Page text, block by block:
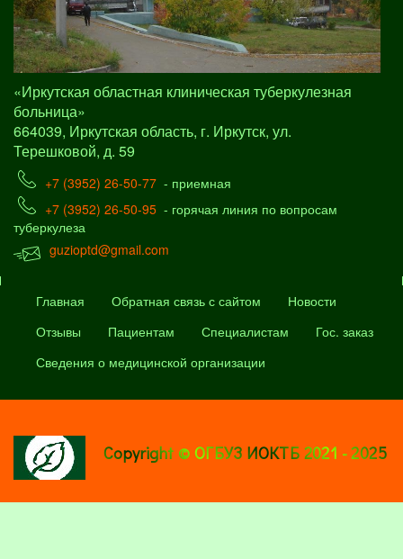
«Иркутская областная клиническая туберкулезная
больница»
664039, Иркутская область, г. Иркутск, ул.
Терешковой, д. 59
+7 (3952) 26-50-77 - приемная
+7 (3952) 26-50-95 - горячая линия по вопросам
туберкулеза
guzioptd@gmail.com
Главная Обратная связь с сайтом
Новости
Отзывы
Пациентам Специалистам
Гос. заказ
Сведения о медицинской организации
Copyright © ОГБУЗ ИОКТБ 2021 - 2025